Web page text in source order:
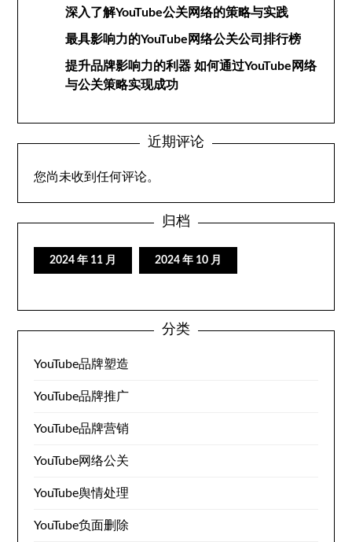
深入了解YouTube公关网络的策略与实践
最具影响力的YouTube网络公关公司排行榜
提升品牌影响力的利器 如何通过YouTube网络
与公关策略实现成功
近期评论
您尚未收到任何评论。
归档
2024 年 11 月 2024 年 10 月
分类
YouTube品牌塑造
YouTube品牌推广
YouTube品牌营销
YouTube网络公关
YouTube舆情处理
YouTube负面删除